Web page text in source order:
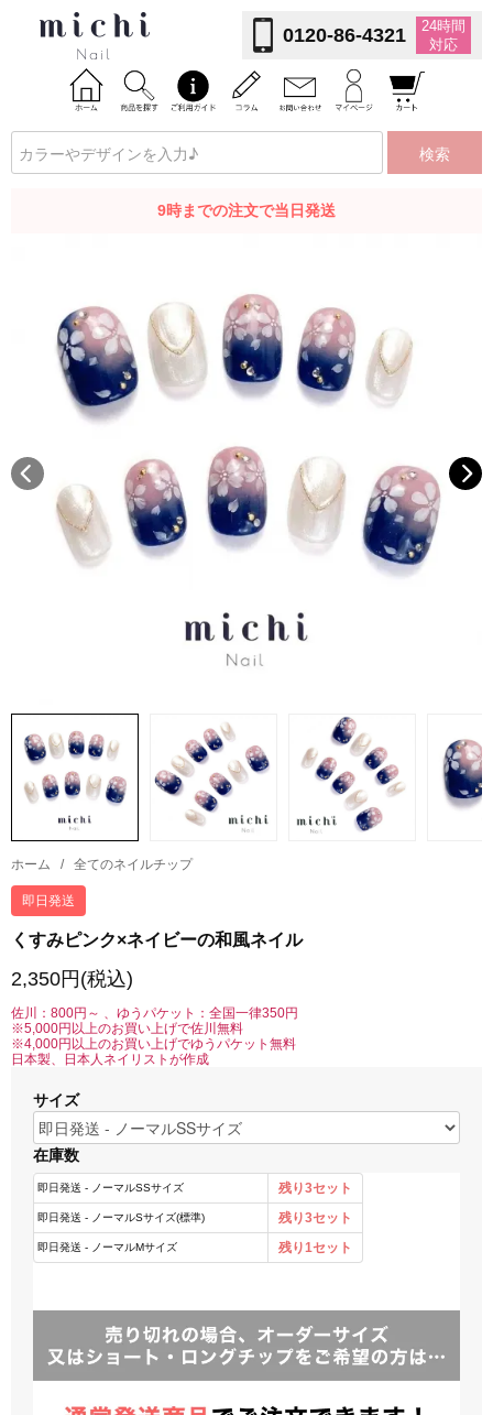
0120-86-4321
24時間
対応
検索
9時までの注文で当日発送
ホーム / 全てのネイルチップ
即日発送
くすみピンク×ネイビーの和風ネイル
2,350円(税込)
佐川：800円～ 、ゆうパケット：全国一律350円
※5,000円以上のお買い上げで佐川無料
※4,000円以上のお買い上げでゆうパケット無料
日本製、日本人ネイリストが作成
サイズ
在庫数